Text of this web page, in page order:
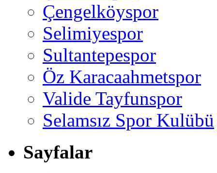
Çengelköyspor
Selimiyespor
Sultantepespor
Öz Karacaahmetspor
Valide Tayfunspor
Selamsız Spor Kulübü
Sayfalar